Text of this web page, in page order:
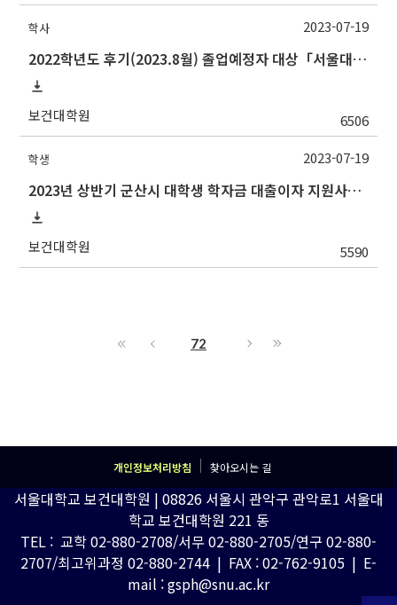
학사
2022학년도 후기(2023.8월) 졸업예정자 대상「서울대학교 교과인증과정」이수 신청 안내
보건대학원 6506
2023-07-19
학생
2023년 상반기 군산시 대학생 학자금 대출이자 지원사업 안내
보건대학원 5590
2023-07-19
72
개인정보처리방침 찾아오시는 길
서울대학교 보건대학원 | 08826 서울시 관악구 관악로1 서울대
학교 보건대학원 221 동
TEL : 교학 02-880-2708/서무 02-880-2705/연구 02-880-
2707/최고위과정 02-880-2744 | FAX : 02-762-9105 | E-
mail : gsph@snu.ac.kr